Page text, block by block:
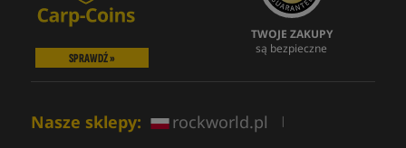
SPRAWDŹ »
TWOJE ZAKUPY
są bezpieczne
Nasze sklepy: rockworld.pl |